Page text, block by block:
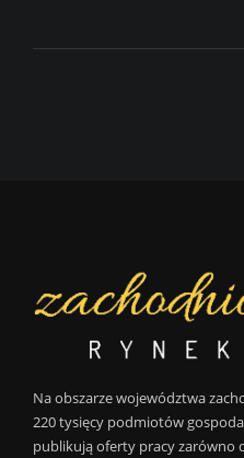
Na obszarze województwa
220 tysięcy podmiotów
publikują oferty pracy zarówno